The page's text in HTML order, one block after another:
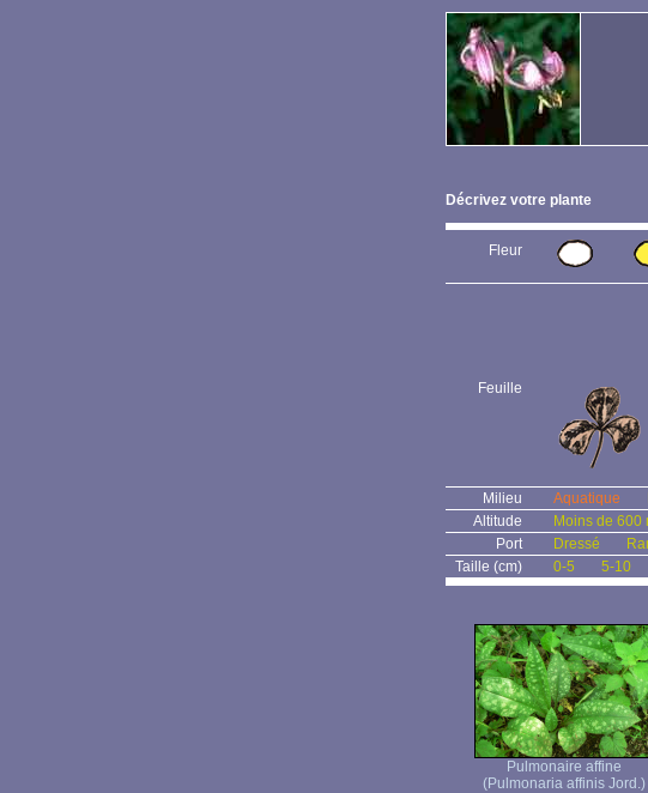
Décrivez votre plante
Fleur
Feuille
Milieu Aquatique
Altitude
Moins de 600
Port
Dressé
Taille (cm)
0-5 5-10
Pulmonaire affine
(Pulmonaria affinis Jord.)